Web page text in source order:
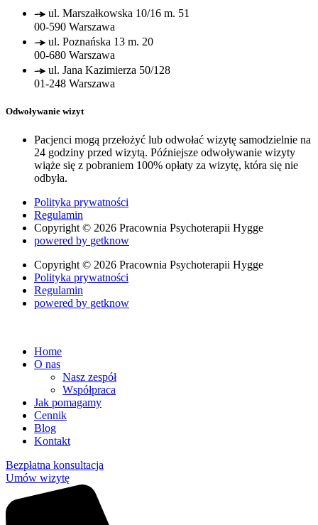
ul. Marszałkowska 10/16 m. 51
00-590 Warszawa
ul. Poznańska 13 m. 20
00-680 Warszawa
ul. Jana Kazimierza 50/128
01-248 Warszawa
Odwoływanie wizyt
Pacjenci mogą przełożyć lub odwołać wizytę samodzielnie na
24 godziny przed wizytą. Późniejsze odwoływanie wizyty
wiąże się z pobraniem 100% opłaty za wizytę, która się nie
odbyła.
Polityka prywatności
Regulamin
Copyright © 2026 Pracownia Psychoterapii Hygge
powered by getknow
Copyright © 2026 Pracownia Psychoterapii Hygge
Polityka prywatności
Regulamin
powered by getknow
Home
O nas
Nasz zespół
Współpraca
Jak pomagamy
Cennik
Blog
Kontakt
Bezpłatna konsultacja
Umów wizytę